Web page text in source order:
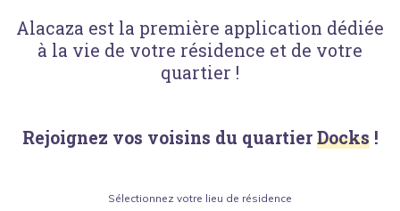
Alacaza est la première application dédiée
à la vie de votre résidence et de votre
quartier !
Rejoignez vos voisins du quartier Docks !
Sélectionnez votre lieu de résidence